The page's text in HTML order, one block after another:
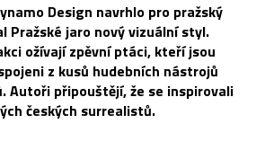
Design navrhlo pro pražský
Pražské jaro nový vizuální styl.
ožívají zpěvní ptáci, kteří jsou
z kusů hudebních nástrojů
Autoři připouštějí, že se inspirovali
českých surrealistů.